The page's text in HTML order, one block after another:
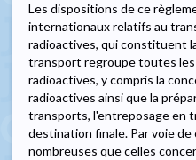
Les dispositions de ce
internationaux relatifs au
radioactives, qui constituent
transport regroupe toutes
radioactives, y compris la
radioactives ainsi que la
transports, l'entreposage en
destination finale. Par voie
nombreuses que celles